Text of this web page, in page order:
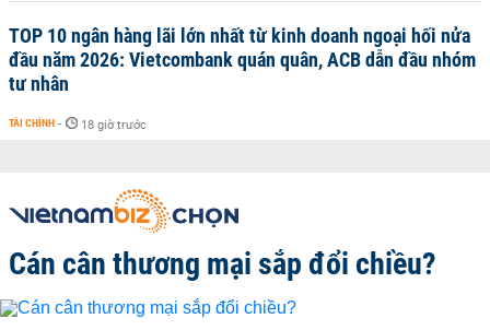
TOP 10 ngân hàng lãi lớn nhất từ kinh doanh ngoại hối nửa
đầu năm 2026: Vietcombank quán quân, ACB dẫn đầu nhóm
tư nhân
TÀI CHÍNH - 18 giờ trước
Cán cân thương mại sắp đổi chiều?